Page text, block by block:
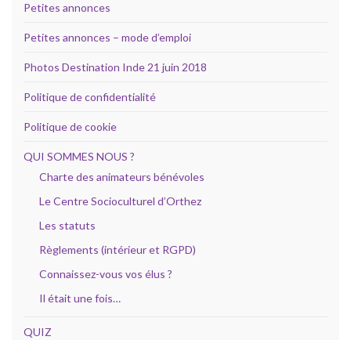
Petites annonces
Petites annonces – mode d’emploi
Photos Destination Inde 21 juin 2018
Politique de confidentialité
Politique de cookie
QUI SOMMES NOUS ?
Charte des animateurs bénévoles
Le Centre Socioculturel d’Orthez
Les statuts
Règlements (intérieur et RGPD)
Connaissez-vous vos élus ?
Il était une fois…
QUIZ